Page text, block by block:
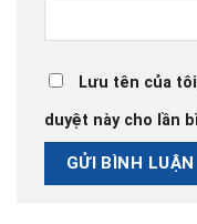
Lưu tên của
duyệt này cho lần